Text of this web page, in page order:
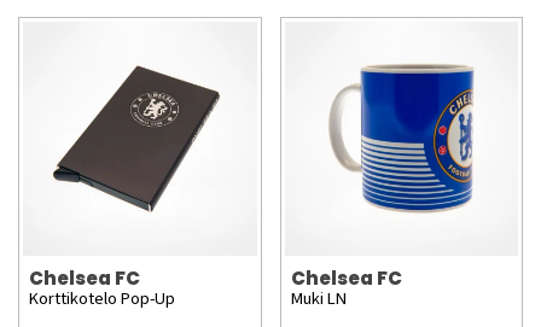
Chelsea FC
Korttikotelo Pop-Up
Chelsea FC
Muki LN